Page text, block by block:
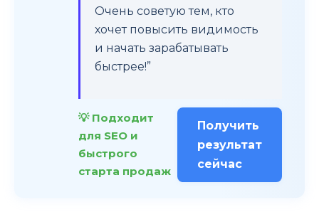
Очень советую тем, кто
хочет повысить видимость
и начать зарабатывать
быстрее!”
💡 Подходит
для SEO и
быстрого
старта продаж
Получить
результат
сейчас